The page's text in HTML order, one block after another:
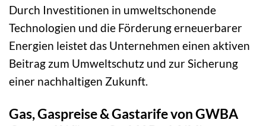
Durch Investitionen in umweltschonende
Technologien und die Förderung erneuerbarer
Energien leistet das Unternehmen einen aktiven
Beitrag zum Umweltschutz und zur Sicherung
einer nachhaltigen Zukunft.
Gas, Gaspreise & Gastarife von GWBA